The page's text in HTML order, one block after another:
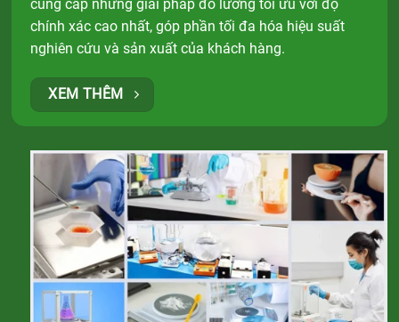
cung cấp những giải pháp đo lường tối ưu với độ
chính xác cao nhất, góp phần tối đa hóa hiệu suất
nghiên cứu và sản xuất của khách hàng.
XEM THÊM